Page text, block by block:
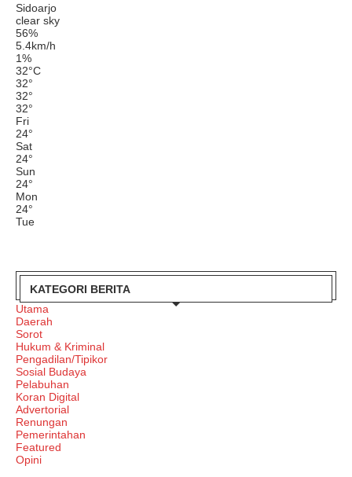
Sidoarjo
clear sky
56%
5.4km/h
1%
32°C
32°
32°
32°
Fri
24°
Sat
24°
Sun
24°
Mon
24°
Tue
KATEGORI BERITA
Utama
Daerah
Sorot
Hukum & Kriminal
Pengadilan/Tipikor
Sosial Budaya
Pelabuhan
Koran Digital
Advertorial
Renungan
Pemerintahan
Featured
Opini